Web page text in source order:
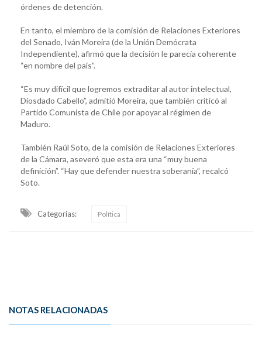
órdenes de detención.
En tanto, el miembro de la comisión de Relaciones Exteriores
del Senado, Iván Moreira (de la Unión Demócrata
Independiente), afirmó que la decisión le parecía coherente
“en nombre del país”.
“Es muy difícil que logremos extraditar al autor intelectual,
Diosdado Cabello”, admitió Moreira, que también criticó al
Partido Comunista de Chile por apoyar al régimen de
Maduro.
También Raúl Soto, de la comisión de Relaciones Exteriores
de la Cámara, aseveró que esta era una “muy buena
definición”. “Hay que defender nuestra soberanía”, recalcó
Soto.
Categorias: Política
NOTAS RELACIONADAS